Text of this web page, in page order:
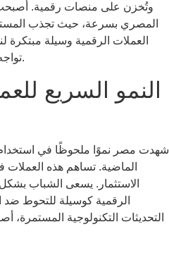
وتُخزن على منصات رقمية. أصبحت
المصري بسرعة، حيث تجذب
العملات الرقمية وسيلة مبتكرة
تواجه تحديات تنظيمية كبيرة في مصر.
النمو السريع
شهدت مصر نموًا ملحوظًا في استخدام
الماضية. تساهم هذه العملات
الاستثمار. يسعى الشباب
الرقمية كوسيلة للتحوط ضد
التحديثات التكنولوجية